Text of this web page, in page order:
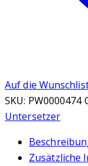
Auf die
SKU: PW0000474
Untersetzer
Zusätzliche